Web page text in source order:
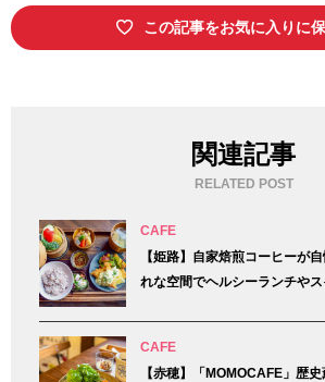
この記事をお気に入りに
関連記事
RELATED POST
CAFE
【姫路】自家焙煎コーヒーが
れな空間でヘルシーランチや
CAFE
【赤穂】「MOMOCAFE」歴